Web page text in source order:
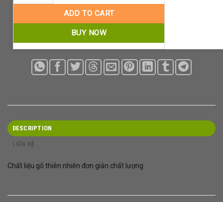
ADD TO CART
BUY NOW
DESCRIPTION
LIÊN HỆ
Chất liệu gỗ thiên nhiên đơn giản chất lượng